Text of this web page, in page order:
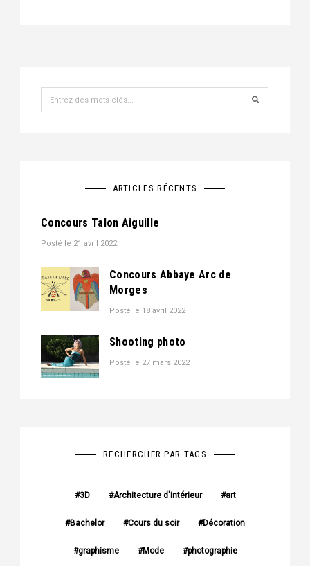
ARTICLES RÉCENTS
Concours Talon Aiguille
Posté le 21 avril 2022
Concours Abbaye Arc de
Morges
Posté le 18 avril 2022
Shooting photo
Posté le 27 mars 2022
RECHERCHER PAR TAGS
3D Architecture d'intérieur art
Bachelor Cours du soir Décoration
graphisme Mode photographie